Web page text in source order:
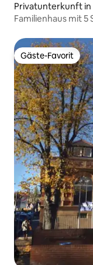
Privatunterkunft in
elsea
Familienhaus mit
Gäste-Favorit
Gäste-Favorit